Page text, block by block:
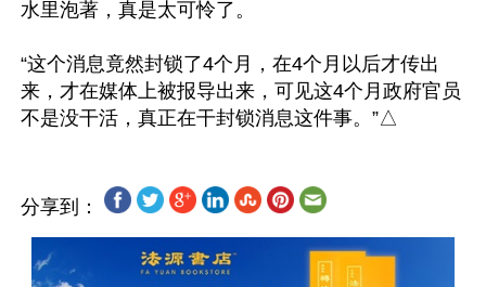
水里泡著，真是太可怜了。
“这个消息竟然封锁了4个月，在4个月以后才传出
来，才在媒体上被报导出来，可见这4个月政府官员
分享到：